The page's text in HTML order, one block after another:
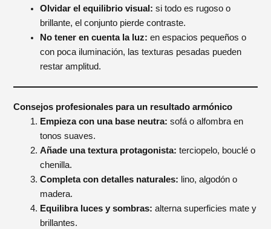
Olvidar el equilibrio visual: si todo es rugoso o
brillante, el conjunto pierde contraste.
No tener en cuenta la luz: en espacios pequeños o
con poca iluminación, las texturas pesadas pueden
restar amplitud.
Consejos profesionales para un resultado armónico
Empieza con una base neutra: sofá o alfombra en
tonos suaves.
Añade una textura protagonista: terciopelo, bouclé o
chenilla.
Completa con detalles naturales: lino, algodón o
madera.
Equilibra luces y sombras: alterna superficies mate y
brillantes.